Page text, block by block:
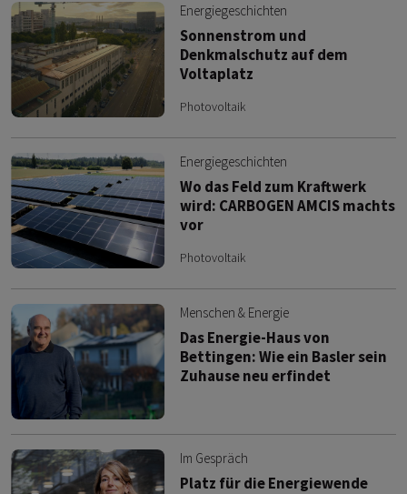
Energiegeschichten
Sonnenstrom und
Denkmalschutz auf dem
Voltaplatz
Photovoltaik
Energiegeschichten
Wo das Feld zum Kraftwerk
wird: CARBOGEN AMCIS machts
vor
Photovoltaik
Menschen & Energie
Das Energie-Haus von
Bettingen: Wie ein Basler sein
Zuhause neu erfindet
Im Gespräch
Platz für die Energiewende